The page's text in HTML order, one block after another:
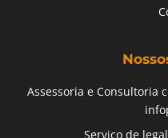
Assessoria e Consultoria
Serviço de